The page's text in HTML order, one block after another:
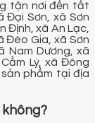
tận nơi đến tất
Đại Sơn, xã Sơn
Định, xã An Lạc,
Đèo Gia, xã Sơn
Nam Dương, xã
Lý, xã Đông
phẩm tại địa
không?